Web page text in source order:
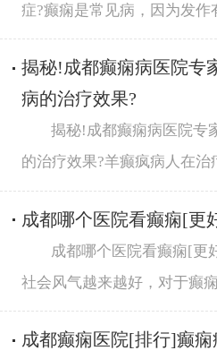
症?癫痫是常见病，因为发作
揭秘!成都癫痫病医院专
病的治疗效果?
揭秘!成都癫痫病医院专
的治疗效果?羊癫疯病人在治
成都哪个医院看癫痫[更
成都哪个医院看癫痫[更
社会风气越来越好，对于癫
成都癫痫医院[排行]癫痫